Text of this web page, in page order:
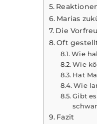
Marias
Die
Oft
Wie
Wie
Hat
Wie
Gibt
Fazit